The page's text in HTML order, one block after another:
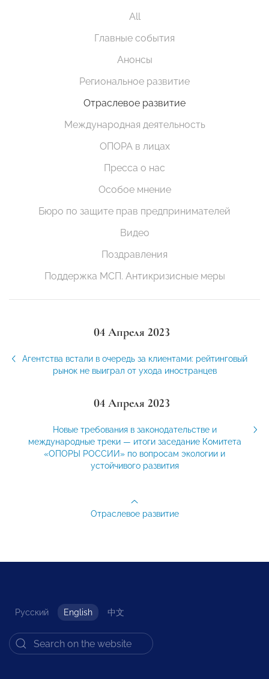
All
Главные события
Анонсы
Региональное развитие
Отраслевое развитие
Международная деятельность
ОПОРА в лицах
Пресса о нас
Особое мнение
Бюро по защите прав предпринимателей
Видео
Поздравления
Поддержка МСП. Антикризисные меры
04 Апреля 2023
Агентства встали в очередь за клиентами: рейтинговый
рынок не выиграл от ухода иностранцев
04 Апреля 2023
Новые требования в законодательстве и
международные треки — итоги заседание Комитета
«ОПОРЫ РОССИИ» по вопросам экологии и
устойчивого развития
Отраслевое развитие
Русский English 中文